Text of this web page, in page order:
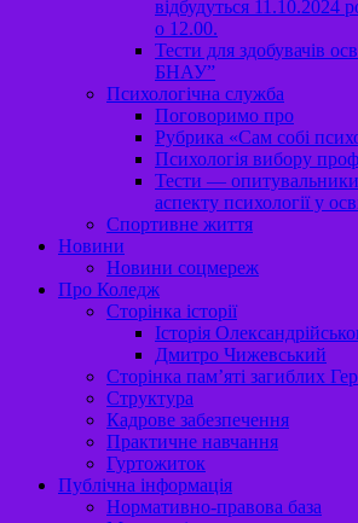
відбудуться 11.10.2024
о 12.00.
Тести для здобувачів
БНАУ”
Психологічна служба
Поговоримо про
Рубрика «Сам собі
Психологія вибору
Тести —
аспекту психології у
Спортивне життя
Новини
Новини соцмереж
Про Коледж
Сторінка історії
Історія
Дмитро Чижевський
Сторінка пам’яті загиблих
Структура
Кадрове забезпечення
Практичне навчання
Гуртожиток
Публічна інформація
Нормативно-правова база